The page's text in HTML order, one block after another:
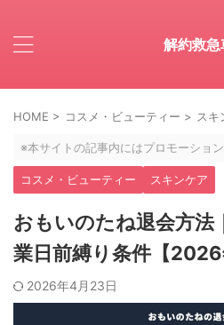
解約救急
HOME > コスメ・ビューティー > スキ
※本サイトの記事内にはプロモーショ
コスメ・ビューティー スキンケア
おもいのたね退会方法
業日前縛り条件【2026
2026年4月23日